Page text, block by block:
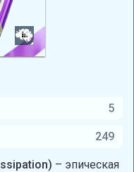
5
249
– эпическая